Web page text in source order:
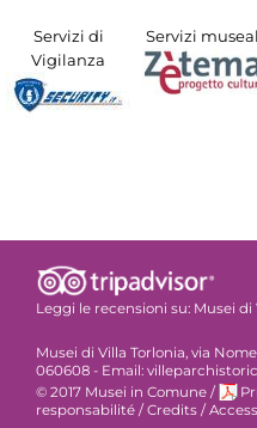
Servizi di
Vigilanza
Servizi
Leggi le recensioni su: Musei di
Musei di Villa Torlonia, via
060608 - Email:
© 2017 Musei in Comune /
responsabilité /Credits /